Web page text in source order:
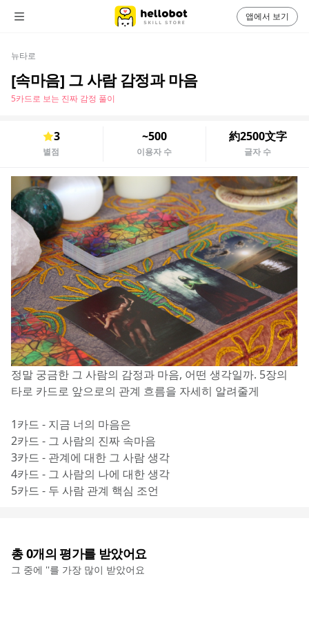
뉴타로
[속마음] 그 사람 감정과 마음
5카드로 보는 진짜 감정 풀이
3
별점
~500
이용자 수
約2500文字
글자 수
정말 궁금한 그 사람의 감정과 마음, 어떤 생각일까. 5장의
타로 카드로 앞으로의 관계 흐름을 자세히 알려줄게
1카드 - 지금 너의 마음은
2카드 - 그 사람의 진짜 속마음
3카드 - 관계에 대한 그 사람 생각
4카드 - 그 사람의 나에 대한 생각
5카드 - 두 사람 관계 핵심 조언
총0개의 평가를 받았어요
그 중에 ''를 가장 많이 받았어요
앱에서 보기